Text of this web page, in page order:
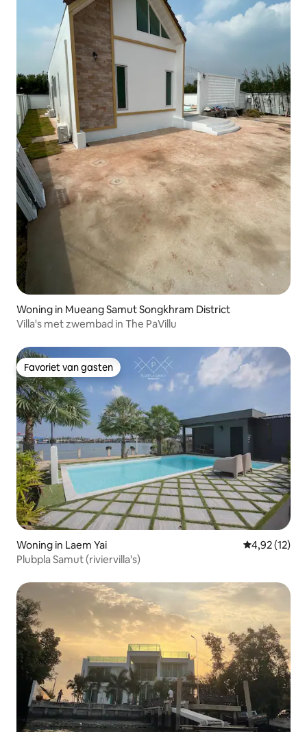
Woning in Mueang Samut Songkhram District
Villa's met zwembad in The PaVillu
Favoriet van gasten
Favoriet van gasten
Woning in Laem Yai Gemiddelde
4,92 (12)
Plubpla Samut (riviervilla's)